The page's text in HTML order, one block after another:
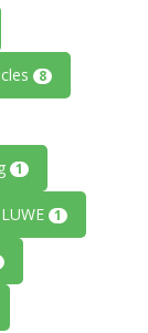
8
1
LUWE 1